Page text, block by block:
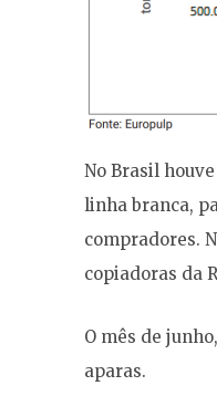
No Brasil
linha branca,
compradores.
copiadoras da
O mês de
aparas.